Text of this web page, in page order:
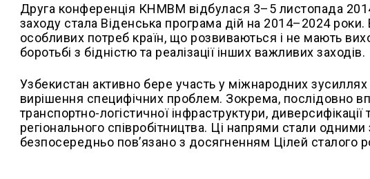
Друга конференція КНМВМ відбулася 3–5 листопада
заходу стала Віденська програма дій на 2014–2024
особливих потреб країн, що розвиваються і не мають
боротьбі з бідністю та реалізації інших важливих заходів.
Узбекистан активно бере участь у міжнародних
вирішення специфічних проблем. Зокрема, послідовно
транспортно-логістичної інфраструктури,
регіонального співробітництва. Ці напрями стали
безпосередньо пов’язано з досягненням Цілей сталого